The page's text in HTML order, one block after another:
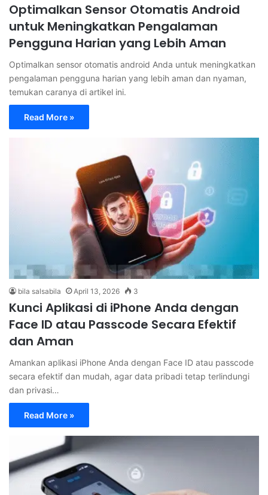
Optimalkan Sensor Otomatis Android
untuk Meningkatkan Pengalaman
Pengguna Harian yang Lebih Aman
Optimalkan sensor otomatis android Anda untuk meningkatkan
pengalaman pengguna harian yang lebih aman dan nyaman,
temukan caranya di artikel ini.
Read More »
bila salsabila April 13, 2026 3
Kunci Aplikasi di iPhone Anda dengan
Face ID atau Passcode Secara Efektif
dan Aman
Amankan aplikasi iPhone Anda dengan Face ID atau passcode
secara efektif dan mudah, agar data pribadi tetap terlindungi
dan privasi…
Read More »